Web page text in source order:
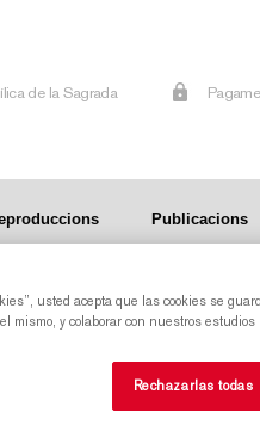
de la Sagrada
Publicacions
MI GAUDÍ. LA BIOGRAFÍA ESCRITA POR SUS
AMIGOS
usted acepta que las cookies se
mismo, y colaborar con nuestros estudios
Rechazarlas todas